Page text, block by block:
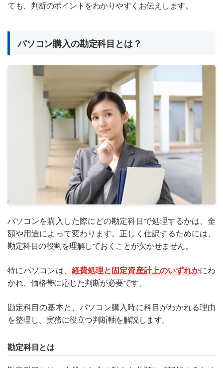
ても、判断のポイントをわかりやすくお伝えします。
パソコン購入の勘定科目とは？
パソコンを購入した際にどの勘定科目で処理するかは、金
額や用途によって変わります。正しく仕訳するためには、
勘定科目の役割を理解しておくことが欠かせません。
特にパソコンは、 経費処理と固定資産計上のいずれかにわ
かれ、価格帯に応じた判断が必要です。
勘定科目の基本と、パソコン購入時に科目がわかれる理由
を整理し、実務に役立つ判断軸を解説します。
勘定科目とは